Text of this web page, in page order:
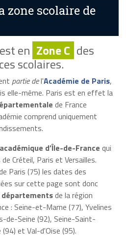
zone scolaire de
est en Zone C des
scolaires.
partie del'Académie de Paris,
elle-même. Paris est en effet la
de France
comprend uniquement
d’Île-de-France qui
Créteil, Paris et Versailles.
Paris (75) les dates des
sur cette page sont donc
départementsde la région
: Seine-et-Marne (77), Yvelines
de-Seine (92), Seine-Saint-
et Val-d'Oise (95).